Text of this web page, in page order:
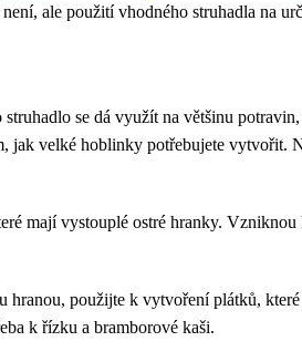
ale použití vhodného struhadla na
se dá využít na většinu
jak velké hoblinky potřebujete vytvořit.
mají vystouplé ostré hranky.
hranou, použijte k vytvoření plátků,
k řízku a bramborové kaši.